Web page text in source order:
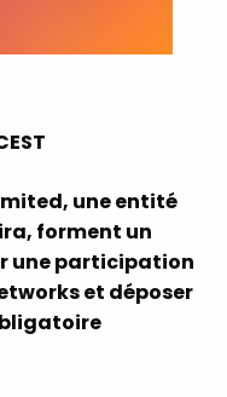
une entité
forment un
une participation
et déposer